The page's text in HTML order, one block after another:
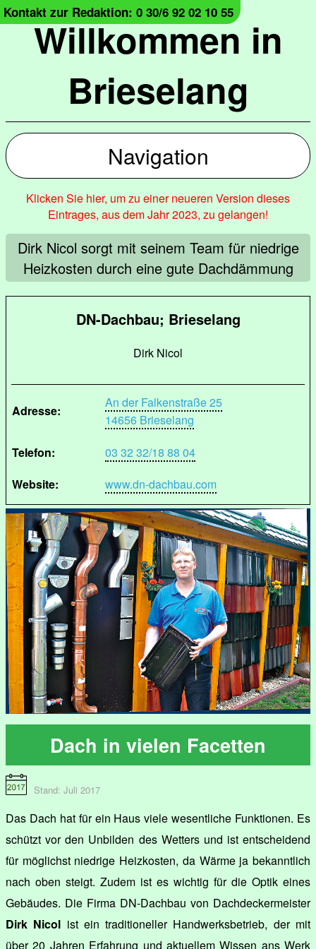
Willkommen in
Brieselang
Kontakt zur Redaktion: 0 30/6 92 02 10 55
Navigation
Klicken Sie hier, um zu einer neueren Version dieses
Eintrages, aus dem Jahr 2023, zu gelangen!
Dirk Nicol sorgt mit seinem Team für niedrige
Heizkosten durch eine gute Dachdämmung
DN-Dachbau; Brieselang
Dirk Nicol
Adresse:
An der Falkenstraße 25
14656 Brieselang
Telefon:
03 32 32/18 88 04
Website:
www.dn-dachbau.com
Dach in vielen Facetten
Stand: Juli 2017
Das Dach hat für ein Haus viele wesentliche Funktionen. Es
schützt vor den Unbilden des Wetters und ist entscheidend
für möglichst niedrige Heizkosten, da Wärme ja bekanntlich
nach oben steigt. Zudem ist es wichtig für die Optik eines
Gebäudes. Die Firma DN-Dachbau von Dachdeckermeister
Dirk Nicol ist ein traditioneller Handwerksbetrieb, der mit
über 20 Jahren Erfahrung und aktuellem Wissen ans Werk